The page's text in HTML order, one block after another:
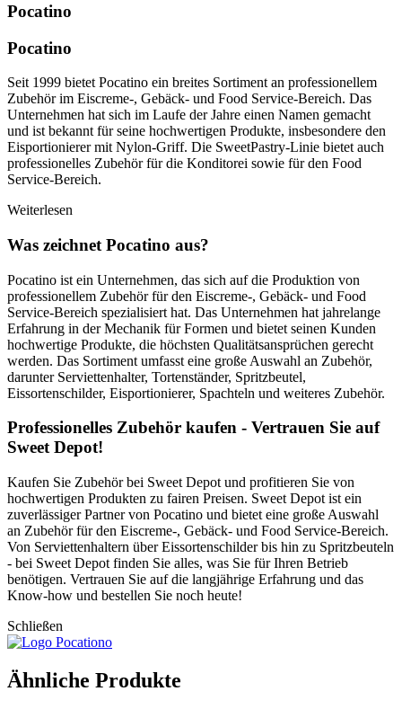
Pocatino
Pocatino
Seit 1999 bietet Pocatino ein breites Sortiment an professionellem
Zubehör im Eiscreme-, Gebäck- und Food Service-Bereich. Das
Unternehmen hat sich im Laufe der Jahre einen Namen gemacht
und ist bekannt für seine hochwertigen Produkte, insbesondere den
Eisportionierer mit Nylon-Griff. Die SweetPastry-Linie bietet auch
professionelles Zubehör für die Konditorei sowie für den Food
Service-Bereich.
Weiterlesen
Was zeichnet Pocatino aus?
Pocatino ist ein Unternehmen, das sich auf die Produktion von
professionellem Zubehör für den Eiscreme-, Gebäck- und Food
Service-Bereich spezialisiert hat. Das Unternehmen hat jahrelange
Erfahrung in der Mechanik für Formen und bietet seinen Kunden
hochwertige Produkte, die höchsten Qualitätsansprüchen gerecht
werden. Das Sortiment umfasst eine große Auswahl an Zubehör,
darunter Serviettenhalter, Tortenständer, Spritzbeutel,
Eissortenschilder, Eisportionierer, Spachteln und weiteres Zubehör.
Professionelles Zubehör kaufen - Vertrauen Sie auf
Sweet Depot!
Kaufen Sie Zubehör bei Sweet Depot und profitieren Sie von
hochwertigen Produkten zu fairen Preisen. Sweet Depot ist ein
zuverlässiger Partner von Pocatino und bietet eine große Auswahl
an Zubehör für den Eiscreme-, Gebäck- und Food Service-Bereich.
Von Serviettenhaltern über Eissortenschilder bis hin zu Spritzbeuteln
- bei Sweet Depot finden Sie alles, was Sie für Ihren Betrieb
benötigen. Vertrauen Sie auf die langjährige Erfahrung und das
Know-how und bestellen Sie noch heute!
Schließen
Ähnliche Produkte